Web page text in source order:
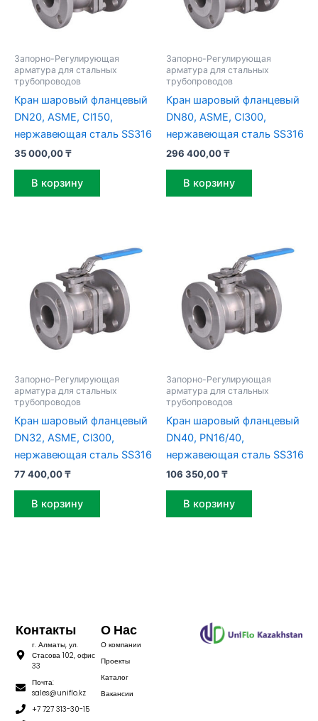
Запорно-Регулирующая
арматура для стальных
трубопроводов
Кран шаровый фланцевый
DN20, ASME, Cl150,
нержавеющая сталь SS316
35 000,00₸
В корзину
Запорно-Регулирующая
арматура для стальных
трубопроводов
Кран шаровый фланцевый
DN80, ASME, Cl300,
нержавеющая сталь SS316
296 400,00₸
В корзину
Запорно-Регулирующая
арматура для стальных
трубопроводов
Кран шаровый фланцевый
DN32, ASME, Cl300,
нержавеющая сталь SS316
77 400,00₸
В корзину
Запорно-Регулирующая
арматура для стальных
трубопроводов
Кран шаровый фланцевый
DN40, PN16/40,
нержавеющая сталь SS316
106 350,00₸
В корзину
О Нас
О компании
Проекты
Каталог
Вакансии
Контакты
г. Алматы, ул.
Стасова 102, офис
33
Почта:
sales@uniflo.kz
+7 727 313-30-15